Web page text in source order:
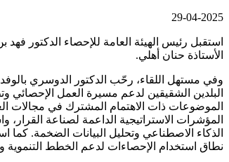
29-04-2025
استقبل رئيس الهيئة العامة للإحصاء الدكتور فهد
الأستاذة حنان أهلي.
وفي مستهل اللقاء، رحّب الدكتور الدوسري بالوفد
البلدين الشقيقين لدعم مسيرة العمل الإحصائي
الموضوعات ذات الاهتمام المشترك في مجالات
المؤشرات الاستراتيجية الداعمة لصناعة
الذكاء الاصطناعي وتحليل البيانات الضخمة. كما
نطاق استخدام الإحصاءات لدعم الخطط التنموية